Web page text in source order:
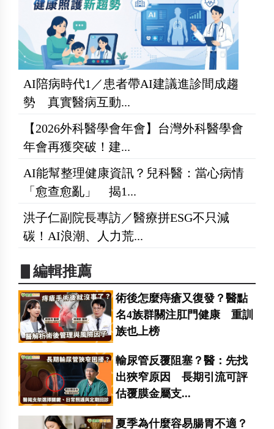
AI陪病時代1／患者帶AI建議進診間成趨
勢 真實醫病互動...
【2026外科醫學會年會】台灣外科醫學會
年會再獲突破！建...
AI能幫整理健康資訊？兒科醫：當心病情
「愈查愈亂」 揭1...
洪子仁副院長專訪／醫療拼ESG不只減
碳！AI浪潮、人力荒...
▋編輯推薦
術後怎麼痔瘡又復發？醫點
名4族群關注肛門健康 重訓
族也上榜
輸尿管反覆阻塞？醫：先找
出狹窄原因 長期引流可評
估覆膜金屬支...
夏季為什麼容易腸胃不適？